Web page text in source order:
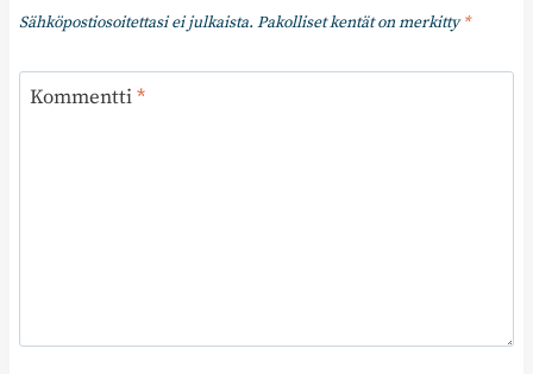
Sähköpostiosoitettasi ei julkaista. Pakolliset kentät on merkitty*
Kommentti*